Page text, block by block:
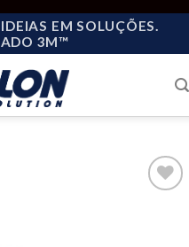
EM SOLUÇÕES.
3M™